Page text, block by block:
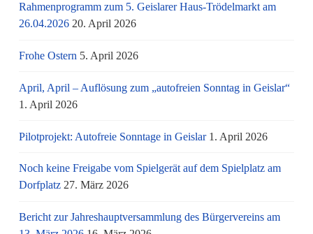
Rahmenprogramm zum 5. Geislarer Haus-Trödelmarkt am
26.04.2026 20. April 2026
Frohe Ostern 5. April 2026
April, April – Auflösung zum „autofreien Sonntag in Geislar“
1. April 2026
Pilotprojekt: Autofreie Sonntage in Geislar 1. April 2026
Noch keine Freigabe vom Spielgerät auf dem Spielplatz am
Dorfplatz 27. März 2026
Bericht zur Jahreshauptversammlung des Bürgervereins am